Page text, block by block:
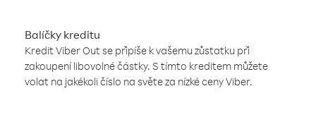
Balíčky kreditu
Kredit Viber Out se připíše k vašemu zůstatku při
zakoupení libovolné částky. S tímto kreditem můžete
volat na jakékoli číslo na světe za nízké ceny Viber.